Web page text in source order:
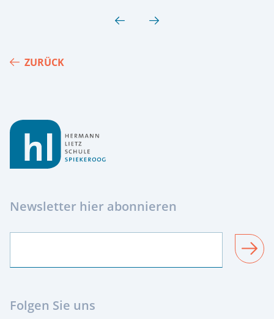
ZURÜCK
Newsletter hier abonnieren
SENDEN
Folgen Sie uns